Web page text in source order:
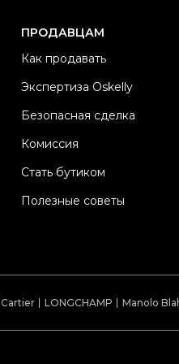
ПРОДАВЦАМ
Как продавать
Экспертиза Oskelly
Безопасная сделка
Комиссия
Стать бутиком
Полезные советы
Cartier LONGCHAMP Manolo